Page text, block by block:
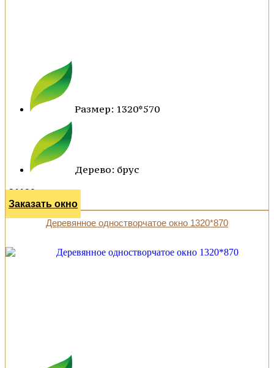
Размер: 1320*570
Дерево: брус
21100 р.
Заказать окно
Деревянное одностворчатое окно 1320*870